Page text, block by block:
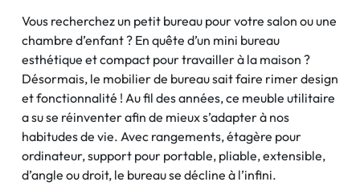
Vous recherchez un petit bureau pour votre salon ou une
chambre d’enfant ? En quête d’un mini bureau
esthétique et compact pour travailler à la maison ?
Désormais, le mobilier de bureau sait faire rimer design
et fonctionnalité ! Au fil des années, ce meuble utilitaire
a su se réinventer afin de mieux s’adapter à nos
habitudes de vie. Avec rangements, étagère pour
ordinateur, support pour portable, pliable, extensible,
d’angle ou droit, le bureau se décline à l’infini.